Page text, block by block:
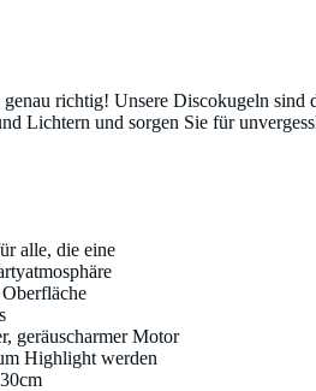
richtig! Unsere Discokugeln sind
Lichtern und sorgen Sie für
alle, die eine
geräuscharmer Motor
Highlight werden